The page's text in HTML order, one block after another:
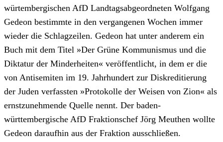
würtembergischen AfD Landtagsabgeordneten Wolfgang
Gedeon bestimmte in den vergangenen Wochen immer
wieder die Schlagzeilen. Gedeon hat unter anderem ein
Buch mit dem Titel »Der Grüne Kommunismus und die
Diktatur der Minderheiten« veröffentlicht, in dem er die
von Antisemiten im 19. Jahrhundert zur Diskreditierung
der Juden verfassten »Protokolle der Weisen von Zion« als
ernstzunehmende Quelle nennt. Der baden-
württembergische AfD Fraktionschef Jörg Meuthen wollte
Gedeon daraufhin aus der Fraktion ausschließen.